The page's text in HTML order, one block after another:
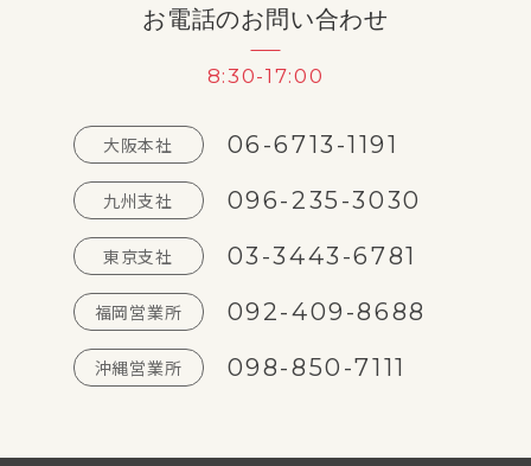
お電話のお問い合わせ
8:30-17:00
大阪本社 06-6713-1191
九州支社 096-235-3030
東京支社 03-3443-6781
福岡営業所 092-409-8688
沖縄営業所 098-850-7111